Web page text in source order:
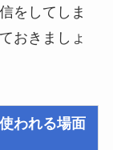
をしてしま
おきましょ
使われる場面